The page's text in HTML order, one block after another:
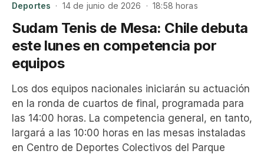
Deportes · 14 de junio de 2026 · 18:58 horas
Sudam Tenis de Mesa: Chile debuta
este lunes en competencia por
equipos
Los dos equipos nacionales iniciarán su actuación
en la ronda de cuartos de final, programada para
las 14:00 horas. La competencia general, en tanto,
largará a las 10:00 horas en las mesas instaladas
en Centro de Deportes Colectivos del Parque